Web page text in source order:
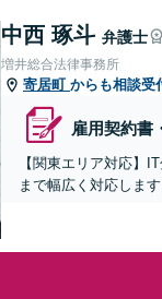
中西 琢斗 弁護士
増井総合法律事務所
寄居町 からも相談受
雇用契約書
【関東エリア対応】
まで幅広く対応しま